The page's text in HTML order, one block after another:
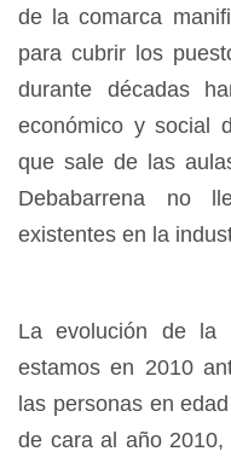
de la comarca
para cubrir los
durante décadas
económico y social
que sale de las
Debabarrena no
existentes en la
La evolución de la
estamos en 2010
las personas en
de cara al año